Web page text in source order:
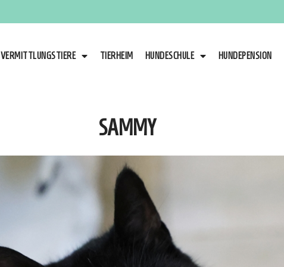
VERMITTLUNGSTIERE TIERHEIM HUNDESCHULE HUNDEPENSION
SAMMY